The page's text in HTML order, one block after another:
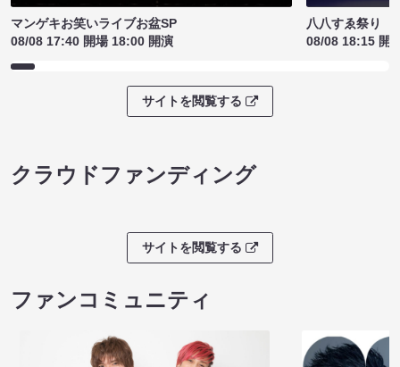
マンゲキお笑いライブお盆SP
08/08 17:40 開場 18:00 開演
八八すゑ祭り
08/08 18:15 開
サイトを閲覧する
クラウドファンディング
サイトを閲覧する
ファンコミュニティ